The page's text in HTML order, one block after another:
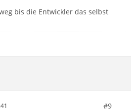
bis die Entwickler das selbst
#9